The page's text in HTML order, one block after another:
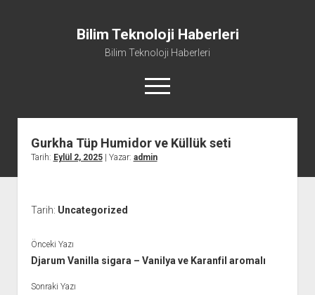
Bilim Teknoloji Haberleri
Bilim Teknoloji Haberleri
menüyü
aç
Liste
Twitter Izlenme Arttırma Parasız
Gurkha Tüp Humidor ve Küllük seti
Tarih: Eylül 2, 2025| Yazar: admin
Tarih: Uncategorized
Önceki Yazı
Djarum Vanilla sigara – Vanilya ve Karanfil aromalı
Sonraki Yazı